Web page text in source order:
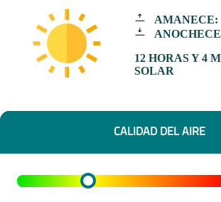
AMANECE:
12 HORAS Y 4
SOLAR
CALIDAD DEL AIRE